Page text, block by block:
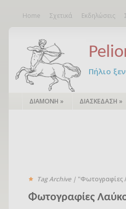
Home Σχετικά Εκδηλώσεις
Πήλιο
ΔΙΑΜΟΝΗ » ΔΙΑΣΚΕΔΑΣΗ »
Tag Archive | "Φωτογραφίες
Φωτογραφίες